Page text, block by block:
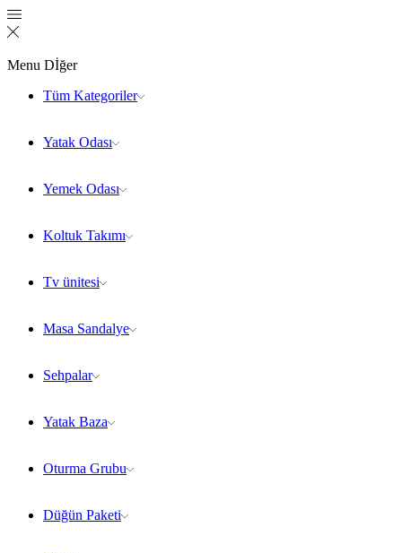
Menu Dİğer
Tüm Kategoriler
Yatak Odası
Yemek Odası
Koltuk Takımı
Tv ünitesi
Masa Sandalye
Sehpalar
Yatak Baza
Oturma Grubu
Düğün Paketi